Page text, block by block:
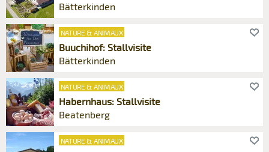
Bätterkinden
NATURE & ANIMAUX
Buuchihof: Stallvisite
Bätterkinden
NATURE & ANIMAUX
Habernhaus: Stallvisite
Beatenberg
NATURE & ANIMAUX